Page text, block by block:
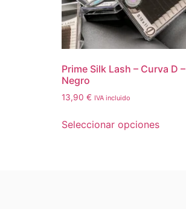
Prime Silk Lash – Curva D –
Negro
13,90 € IVA incluido
Seleccionar opciones